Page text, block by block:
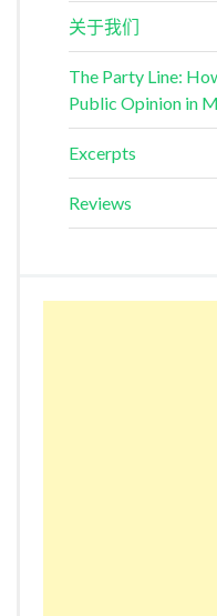
关于我们
The Party Line:
Public Opinion in
Excerpts
Reviews